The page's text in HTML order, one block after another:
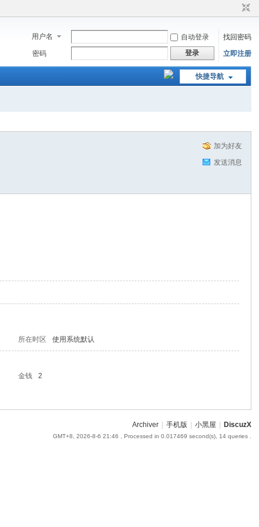
用户名 自动登录
找回密码
密码
登录 立即注册
快捷导航
加为好友
发送消息
所在时区 使用系统默认
金钱
2
Archiver 手机版 小黑屋 DiscuzX
GMT+8, 2026-8-6 21:46 , Processed in 0.017469 second(s), 14 queries .